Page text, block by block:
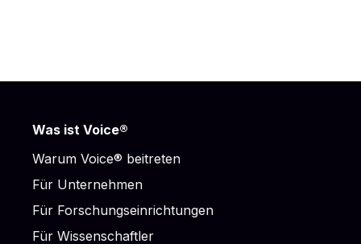
Was ist Voice®
Warum Voice® beitreten
Für Unternehmen
Für Forschungseinrichtungen
Für Wissenschaftler